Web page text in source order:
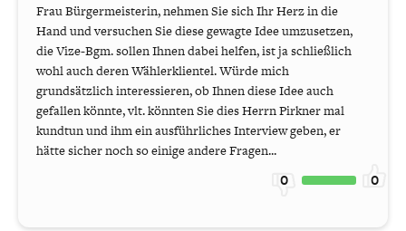
Frau Bürgermeisterin, nehmen Sie sich Ihr Herz in die
Hand und versuchen Sie diese gewagte Idee umzusetzen,
die Vize-Bgm. sollen Ihnen dabei helfen, ist ja schließlich
wohl auch deren Wählerklientel. Würde mich
grundsätzlich interessieren, ob Ihnen diese Idee auch
gefallen könnte, vlt. könnten Sie dies Herrn Pirkner mal
kundtun und ihm ein ausführliches Interview geben, er
hätte sicher noch so einige andere Fragen...
0 0